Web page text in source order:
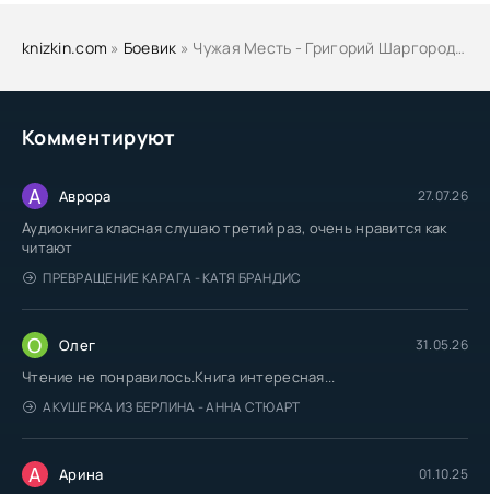
Комментируют
А Аврора 27.07.26
Аудиокнига класная слушаю третий раз, очень нравится как
читают
ПРЕВРАЩЕНИЕ КАРАГА - КАТЯ БРАНДИС
О Олег 31.05.26
Чтение не понравилось.Книга интересная...
АКУШЕРКА ИЗ БЕРЛИНА - АННА СТЮАРТ
А Арина 01.10.25
knizkin.com » Боевик » Чужая Месть - Григорий Шаргородский